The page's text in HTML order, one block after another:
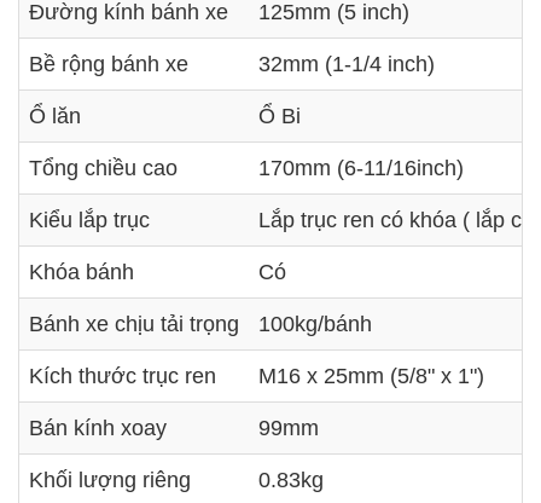
Đường kính bánh xe 125mm (5 inch)
Bề rộng bánh xe 32mm (1-1/4 inch)
Ổ lăn Ổ Bi
Tổng chiều cao 170mm (6-11/16inch)
Kiểu lắp trục Lắp trục ren có khóa ( lắp
Khóa bánh Có
Bánh xe chịu tải trọng 100kg/bánh
Kích thước trục ren M16 x 25mm (5/8" x 1")
Bán kính xoay 99mm
Khối lượng riêng 0.83kg